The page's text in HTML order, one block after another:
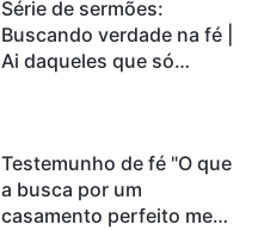
Série de sermões:
Buscando verdade na fé |
Ai daqueles que só
Testemunho de fé "O que
a busca por um
casamento perfeito me